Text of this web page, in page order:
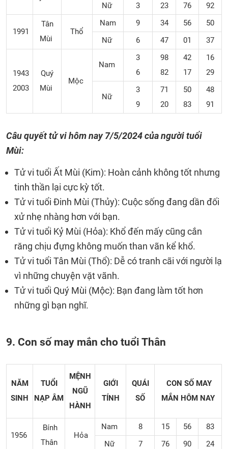
Nữ
3 23 76 92
1991
Tân
Mùi
Thổ
Nam 9 34 56
50
Nữ
6 47 01 37
1943
2003
Quý
Mùi
Mộc
Nam
3
6
98
82
42
17
16
29
Nữ
3
9
71
20
50
83
48
91
Câu quyết tử vi hôm nay7/5/2024của người tuổi
Mùi:
Tử vi tuổi Ất Mùi (Kim): Hoàn cảnh không tốt nhưng
tinh thần lại cực kỳ tốt.
Tử vi tuổi Đinh Mùi (Thủy): Cuộc sống đang dần đối
xử nhẹ nhàng hơn với bạn.
Tử vi tuổi Kỷ Mùi (Hỏa): Khổ đến mấy cũng cắn
răng chịu đựng không muốn than vãn kể khổ.
Tử vi tuổi Tân Mùi (Thổ): Dễ có tranh cãi với người lạ
vì những chuyện vặt vãnh.
Tử vi tuổi Quý Mùi (Mộc): Bạn đang làm tốt hơn
những gì bạn nghĩ.
9. Con số may mắn cho tuổi Thân
NĂM
SINH
TUỔI
NẠP ÂM
MỆNH
NGŨ
HÀNH
GIỚI
TÍNH
QUÁI
SỐ
CON SỐ MAY
MẮN HÔM NAY
1956
Bính
Thân
Hỏa
Nam 8 15 56
83
Nữ
7 76 90 24